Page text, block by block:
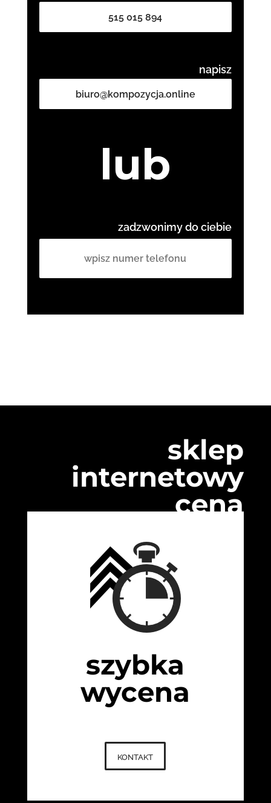
515 015 894
napisz
biuro@kompozycja.online
lub
zadzwonimy do ciebie
sklep
internetowy
cena
szybka
wycena
kontakt